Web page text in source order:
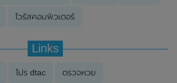
ไวรัสคอมพิวเตอร์
Links
โปร dtac ตรวจหวย